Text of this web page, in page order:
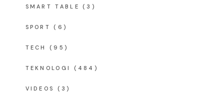
SMART TABLE (3)
SPORT (6)
TECH (95)
TEKNOLOGI (484)
VIDEOS (3)